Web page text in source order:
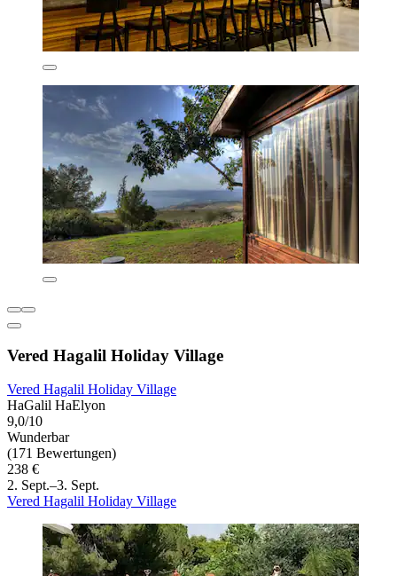
Vered Hagalil Holiday Village
Vered Hagalil Holiday Village
HaGalil HaElyon
9,0/10
Wunderbar
(171 Bewertungen)
238 €
2. Sept.–3. Sept.
Vered Hagalil Holiday Village